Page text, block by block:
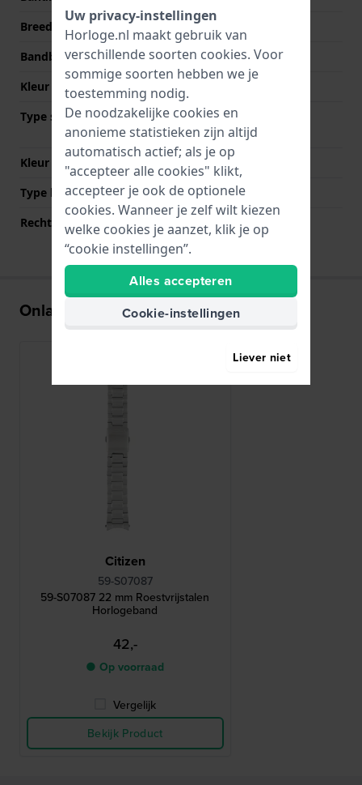
Breedte bandaanzet
22 mm
Bandbreedte bij sluiting
20 mm
Kleur Band
Type sluiting
Vouwsluiting met
drukknoppen
Kleur sluiting
Zilver
Type bevestiging
Bandpennen
Rechte bandaanzet
Onlangs bekeken
Citizen
59-S07087
59-S07087 22 mm Roestvrijstalen
Horlogeband
42,-
● Op voorraad
Vergelijk
Bekijk Product
Uw privacy-instellingen
Horloge.nl maakt gebruik van
verschillende soorten cookies. Voor
sommige soorten hebben we je
toestemming nodig.
De noodzakelijke cookies en
anonieme statistieken zijn altijd
automatisch actief; als je op
"accepteer alle cookies" klikt,
accepteer je ook de optionele
cookies. Wanneer je zelf wilt kiezen
welke cookies je aanzet, klik je op
“cookie instellingen”.
Alles accepteren
Cookie-instellingen
Liever niet